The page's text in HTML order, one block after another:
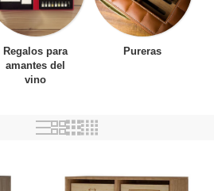
Regalos para
amantes del
vino
Pureras